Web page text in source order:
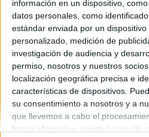
información en un dispositivo,
datos personales, como
estándar enviada por un
personalizado, medición de
investigación de audiencia y
permiso, nosotros y nuestros
localización geográfica precisa e
características de dispositivos.
su consentimiento a nosotros y a
que llevemos a cabo el
forma alternativa, puede hacer clic
© Perfil.com 2006-2019 -
Registro de Propiedad